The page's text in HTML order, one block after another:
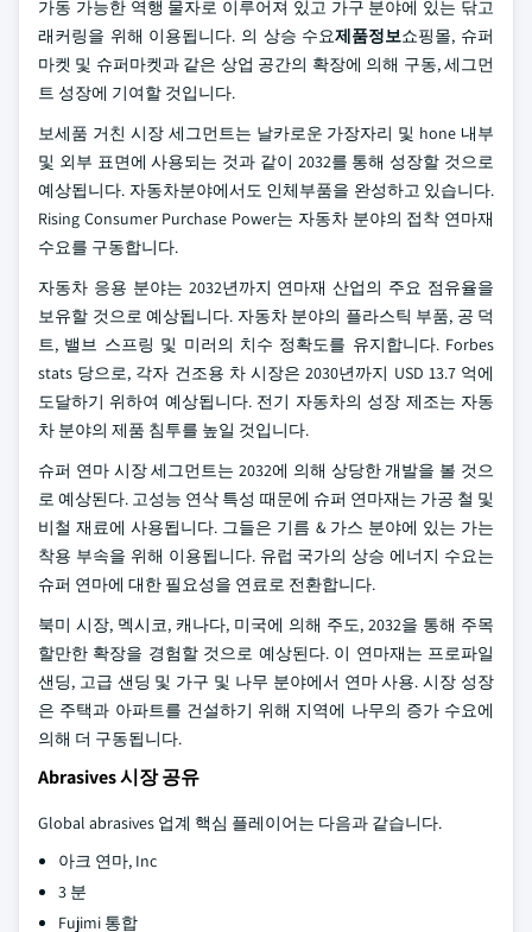
가동 가능한 역행 물자로 이루어져 있고 가구 분야에 있는 닦고
래커링을 위해 이용됩니다. 의 상승 수요제품정보쇼핑몰, 슈퍼
마켓 및 슈퍼마켓과 같은 상업 공간의 확장에 의해 구동, 세그먼
트 성장에 기여할 것입니다.
보세품 거친 시장 세그먼트는 날카로운 가장자리 및 hone 내부
및 외부 표면에 사용되는 것과 같이 2032를 통해 성장할 것으로
예상됩니다. 자동차분야에서도 인체부품을 완성하고 있습니다.
Rising Consumer Purchase Power는 자동차 분야의 접착 연마재
수요를 구동합니다.
자동차 응용 분야는 2032년까지 연마재 산업의 주요 점유율을
보유할 것으로 예상됩니다. 자동차 분야의 플라스틱 부품, 공 덕
트, 밸브 스프링 및 미러의 치수 정확도를 유지합니다. Forbes
stats 당으로, 각자 건조용 차 시장은 2030년까지 USD 13.7 억에
도달하기 위하여 예상됩니다. 전기 자동차의 성장 제조는 자동
차 분야의 제품 침투를 높일 것입니다.
슈퍼 연마 시장 세그먼트는 2032에 의해 상당한 개발을 볼 것으
로 예상된다. 고성능 연삭 특성 때문에 슈퍼 연마재는 가공 철 및
비철 재료에 사용됩니다. 그들은 기름 & 가스 분야에 있는 가는
착용 부속을 위해 이용됩니다. 유럽 국가의 상승 에너지 수요는
슈퍼 연마에 대한 필요성을 연료로 전환합니다.
북미 시장, 멕시코, 캐나다, 미국에 의해 주도, 2032을 통해 주목
할만한 확장을 경험할 것으로 예상된다. 이 연마재는 프로파일
샌딩, 고급 샌딩 및 가구 및 나무 분야에서 연마 사용. 시장 성장
은 주택과 아파트를 건설하기 위해 지역에 나무의 증가 수요에
의해 더 구동됩니다.
Abrasives 시장 공유
Global abrasives 업계 핵심 플레이어는 다음과 같습니다.
아크 연마, Inc
3 분
Fujimi 통합